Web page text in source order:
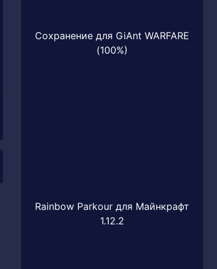
Сохранение для GiAnt WARFARE
(100%)
Rainbow Parkour для Майнкрафт
1.12.2